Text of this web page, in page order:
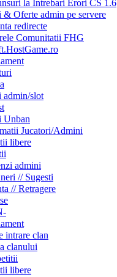
la Intrebari Erori CS 1.6
Oferte admin pe servere
redirecte
Comunitatii FHG
slot
Jucatori/Admini
libere
admini
// Sugesti
// Retragere
clan
clanului
libere